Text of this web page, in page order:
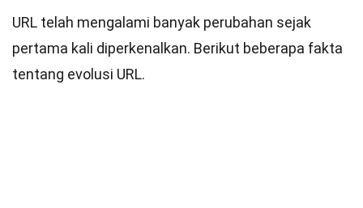
URL telah mengalami banyak perubahan sejak
pertama kali diperkenalkan. Berikut beberapa fakta
tentang evolusi URL.